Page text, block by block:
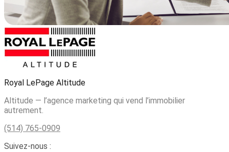
Royal LePage Altitude
Altitude — l’agence marketing qui vend l’immobilier
autrement.
(514) 765-0909
Suivez-nous :